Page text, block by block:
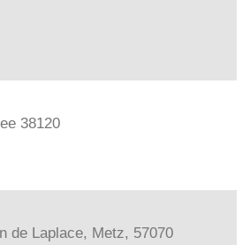
38120
de Laplace, Metz, 57070